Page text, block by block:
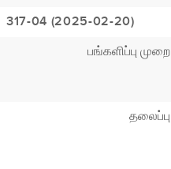
317-04 (2025-02-20)
பங்களிப்பு முறை
தலைப்பு